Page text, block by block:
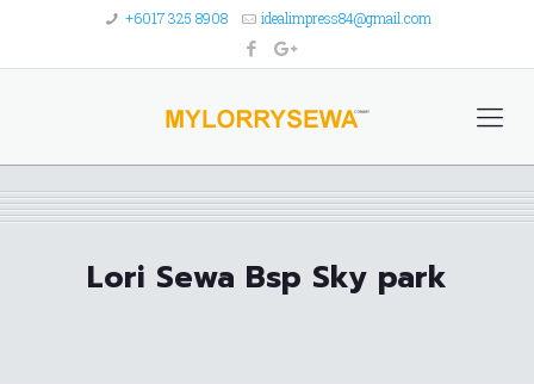
+6017 325 8908 idealimpress84@gmail.com
Lori Sewa Bsp Sky park